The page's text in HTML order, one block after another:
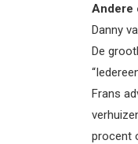
Andere
Danny
De
Frans
procent